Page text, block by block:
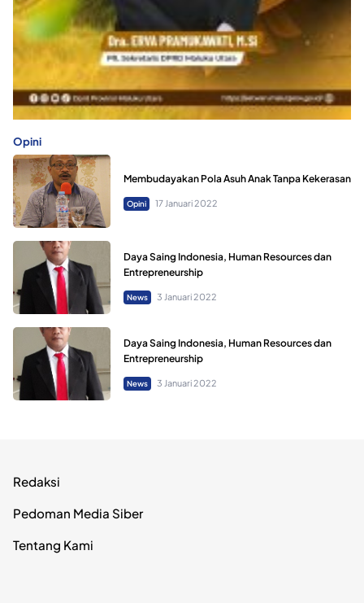
Opini
Membudayakan Pola Asuh Anak Tanpa Kekerasan
Opini 17 Januari 2022
Daya Saing Indonesia, Human Resources dan
Entrepreneurship
News 3 Januari 2022
Daya Saing Indonesia, Human Resources dan
Entrepreneurship
News 3 Januari 2022
Redaksi
Pedoman Media Siber
Tentang Kami